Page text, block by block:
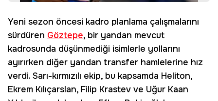
Yeni sezon öncesi kadro planlama çalışmalarını
sürdüren Göztepe, bir yandan mevcut
kadrosunda düşünmediği isimlerle yollarını
ayırırken diğer yandan transfer hamlelerine hız
verdi. Sarı-kırmızılı ekip, bu kapsamda Heliton,
Ekrem Kılıçarslan, Filip Krastev ve Uğur Kaan